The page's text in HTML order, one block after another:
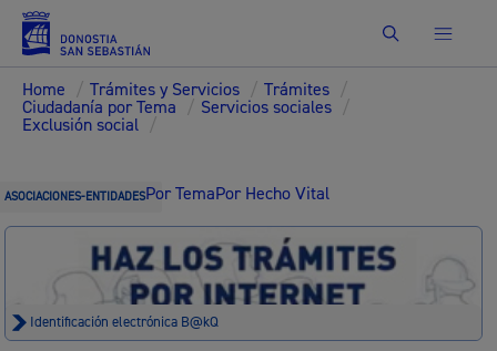
Buscar
Home / Trámites y Servicios / Trámites /
Ciudadanía por Tema / Servicios sociales /
Exclusión social /
ASOCIACIONES-ENTIDADESPor TemaPor Hecho Vital
Identificación electrónica B@kQ